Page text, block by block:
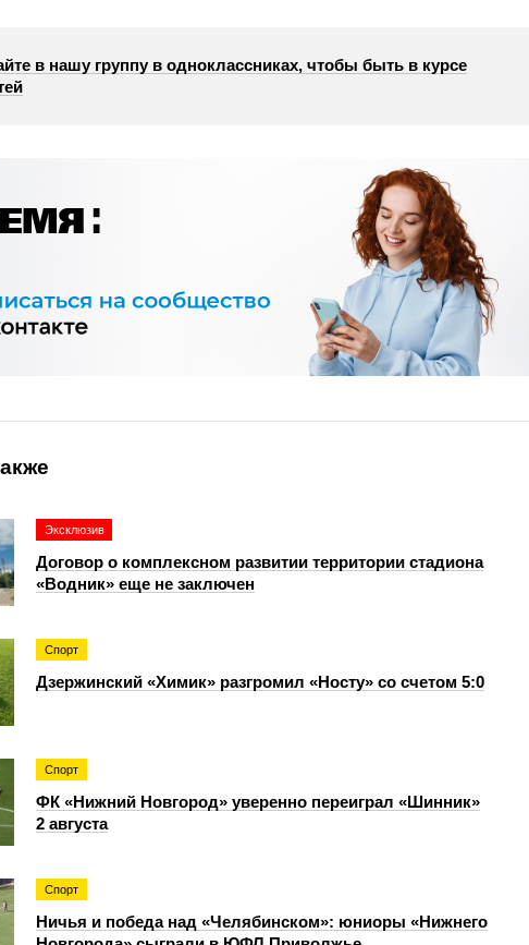
в нашу группу в одноклассниках, чтобы быть в курсе
Эксклюзив
Договор о комплексном развитии территории стадиона
«Водник» еще не заключен
Спорт
Дзержинский «Химик» разгромил «Носту» со счетом 5:0
Спорт
ФК «Нижний Новгород» уверенно переиграл «Шинник»
2 августа
Спорт
Ничья и победа над «Челябинском»: юниоры «Нижнего